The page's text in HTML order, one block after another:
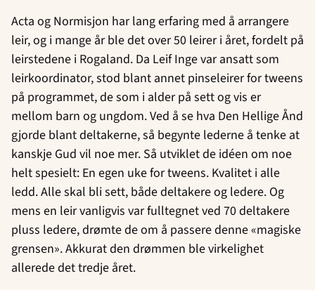
Acta og Normisjon har lang erfaring med å arrangere
leir, og i mange år ble det over 50 leirer i året, fordelt på
leirstedene i Rogaland. Da Leif Inge var ansatt som
leirkoordinator, stod blant annet pinseleirer for tweens
på programmet, de som i alder på sett og vis er
mellom barn og ungdom. Ved å se hva Den Hellige Ånd
gjorde blant deltakerne, så begynte lederne å tenke at
kanskje Gud vil noe mer. Så utviklet de idéen om noe
helt spesielt: En egen uke for tweens. Kvalitet i alle
ledd. Alle skal bli sett, både deltakere og ledere. Og
mens en leir vanligvis var fulltegnet ved 70 deltakere
pluss ledere, drømte de om å passere denne «magiske
grensen». Akkurat den drømmen ble virkelighet
allerede det tredje året.